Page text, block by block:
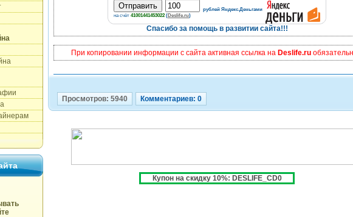
рублей Яндекс.Деньгами
на счёт 41001441453022 (Deslife.ru)
Спасибо за помощь в развитии сайта!!!
При копировании информации с сайта активная ссылка на Deslife.ru
Просмотров: 5940 Комментариев: 0
Купон на скидку 10%: DESLIFE_CD0